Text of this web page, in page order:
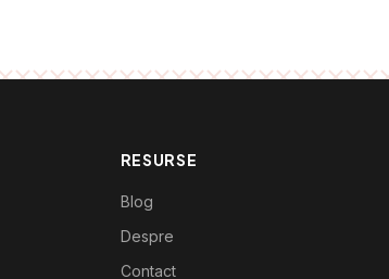
RESURSE
Blog
Despre
Contact